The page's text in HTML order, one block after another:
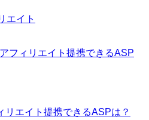
エイト
フィリエイト提携できるASP
リエイト提携できるASPは？